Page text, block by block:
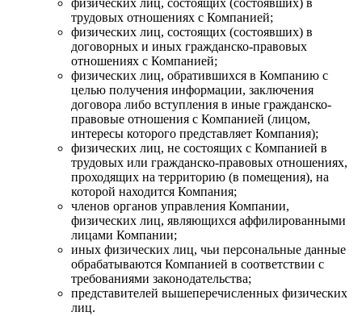
физических лиц, состоящих (состоявших) в
трудовых отношениях с Компанией;
физических лиц, состоящих (состоявших) в
договорных и иных гражданско-правовых
отношениях с Компанией;
физических лиц, обратившихся в Компанию с
целью получения информации, заключения
договора либо вступления в иные гражданско-
правовые отношения с Компанией (лицом,
интересы которого представляет Компания);
физических лиц, не состоящих с Компанией в
трудовых или гражданско-правовых отношениях,
проходящих на территорию (в помещения), на
которой находится Компания;
членов органов управления Компании,
физических лиц, являющихся аффилированными
лицами Компании;
иных физических лиц, чьи персональные данные
обрабатываются Компанией в соответствии с
требованиями законодательства;
представителей вышеперечисленных физических
лиц.